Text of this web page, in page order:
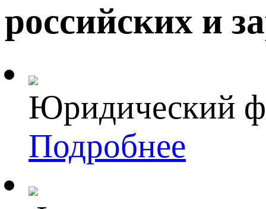
российских и
Юридический
Подробнее